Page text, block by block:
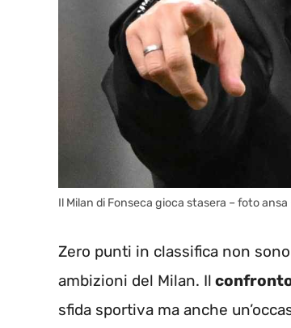
Il Milan di Fonseca gioca stasera – foto
Zero punti in classifica non
ambizioni del Milan. Il
sfida sportiva ma anche